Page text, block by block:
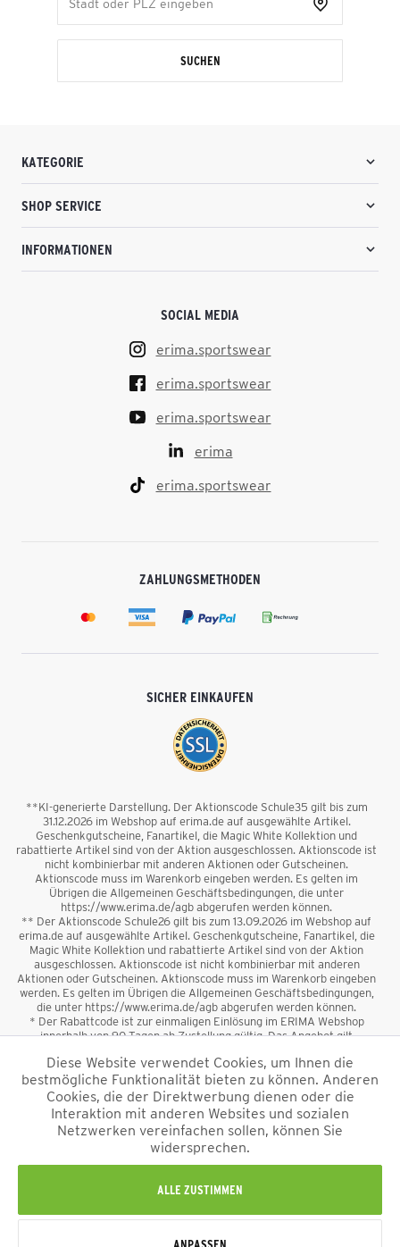
SUCHEN
KATEGORIE
SHOP SERVICE
INFORMATIONEN
SOCIAL MEDIA
erima.sportswear
erima.sportswear
erima.sportswear
erima
erima.sportswear
ZAHLUNGSMETHODEN
SICHER EINKAUFEN
**KI-generierte Darstellung. Der Aktionscode Schule35 gilt bis zum
31.12.2026 im Webshop auf erima.de auf ausgewählte Artikel.
Geschenkgutscheine, Fanartikel, die Magic White Kollektion und
rabattierte Artikel sind von der Aktion ausgeschlossen. Aktionscode ist
nicht kombinierbar mit anderen Aktionen oder Gutscheinen.
Aktionscode muss im Warenkorb eingeben werden. Es gelten im
Übrigen die Allgemeinen Geschäftsbedingungen, die unter
https://www.erima.de/agb abgerufen werden können.
** Der Aktionscode Schule26 gilt bis zum 13.09.2026 im Webshop auf
erima.de auf ausgewählte Artikel. Geschenkgutscheine, Fanartikel, die
Magic White Kollektion und rabattierte Artikel sind von der Aktion
ausgeschlossen. Aktionscode ist nicht kombinierbar mit anderen
Aktionen oder Gutscheinen. Aktionscode muss im Warenkorb eingeben
werden. Es gelten im Übrigen die Allgemeinen Geschäftsbedingungen,
die unter https://www.erima.de/agb abgerufen werden können.
* Der Rabattcode ist zur einmaligen Einlösung im ERIMA Webshop
innerhalb von 90 Tagen ab Zustellung gültig. Das Angebot gilt
sowie Geschenkgutscheine sind vom Rabatt ausgeschlossen. Der
Rabattcode ist nicht mit anderen Aktionen oder Gutscheinen
kombinierbar. Der Mindestbestellwert beträgt 50 €
*Alle Preise verstehen sich inkl. Mehrwertsteuer und zzgl.
und ggf. Nachnahmegebühren, wenn nicht anders
beschrieben.
Diese Website verwendet Cookies, um Ihnen die
bestmögliche Funktionalität bieten zu können. Anderen
Cookies, die der Direktwerbung dienen oder die
Interaktion mit anderen Websites und sozialen
Netzwerken vereinfachen sollen, können Sie
widersprechen.